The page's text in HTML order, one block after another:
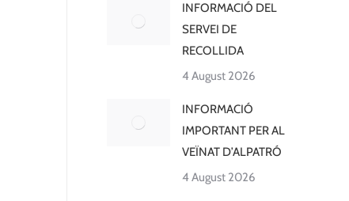
INFORMACIÓ DEL
SERVEI DE
RECOLLIDA
4 August 2026
INFORMACIÓ
IMPORTANT PER AL
VEÏNAT D’ALPATRÓ
4 August 2026